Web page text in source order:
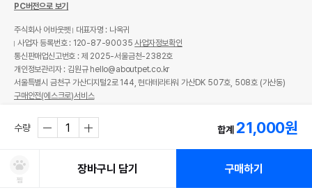
수량 합계 21,000원
찜
장바구니 담기 구매하기
PC버전으로 보기
주식회사 어바웃펫
대표자명 : 나옥귀
사업자 등록번호 : 120-87-90035사업자정보확인
통신판매업신고번호 : 제 2025-서울금천-2382호
개인정보관리자 : 김원규 hello@aboutpet.co.kr
서울특별시 금천구 가산디지털2로 144, 현대테라타워 가산DK 507호, 508호 (가산동)
구매안전(에스크로)서비스